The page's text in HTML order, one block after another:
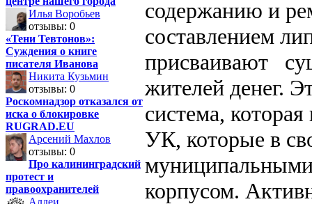
Илья Воробьев
отзывы: 0
«Тени Тевтонов»:
Суждения о книге
писателя Иванова
Никита Кузьмин
отзывы: 0
Роскомнадзор отказался от
иска о блокировке
RUGRAD.EU
Арсений Махлов
отзывы: 0
Про калининградский
протест и
правоохранителей
Аллеи
содержанию и
составлением
присваивают
жителей денег.
система,
УК, которые в
корпусом.